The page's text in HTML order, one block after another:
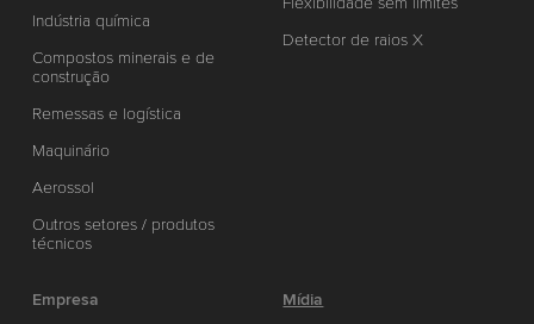
Indústria química
Compostos minerais e de
construção
Remessas e logística
Maquinário
Aerossol
Outros setores / produtos
técnicos
Detector de raios X
Empresa
Mídia